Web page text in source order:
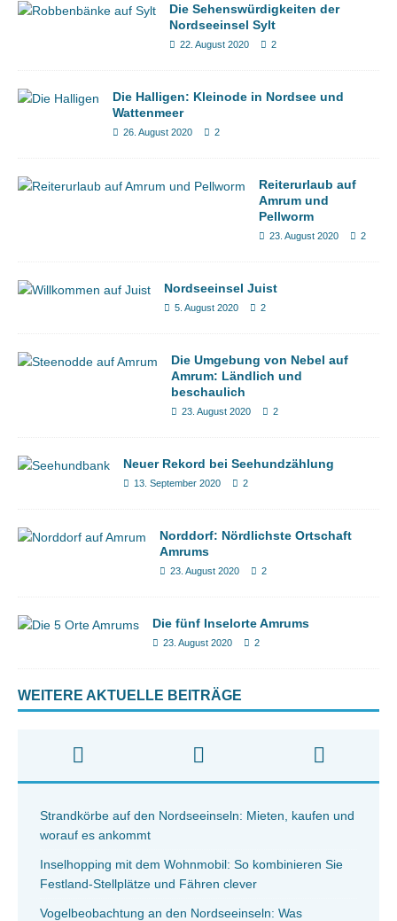
Die Sehenswürdigkeiten der
Nordseeinsel Sylt
22. August 2020 2
Die Halligen: Kleinode in Nordsee und
Wattenmeer
26. August 2020 2
Reiterurlaub auf
Amrum und
Pellworm
23. August 2020 2
Nordseeinsel Juist
5. August 2020 2
Die Umgebung von Nebel auf
Amrum: Ländlich und
beschaulich
23. August 2020 2
Neuer Rekord bei Seehundzählung
13. September 2020 2
Norddorf: Nördlichste Ortschaft
Amrums
23. August 2020 2
Die fünf Inselorte Amrums
23. August 2020 2
WEITERE AKTUELLE BEITRÄGE
Strandkörbe auf den Nordseeinseln: Mieten, kaufen und
worauf es ankommt
Inselhopping mit dem Wohnmobil: So kombinieren Sie
Festland-Stellplätze und Fähren clever
Vogelbeobachtung an den Nordseeinseln: Was